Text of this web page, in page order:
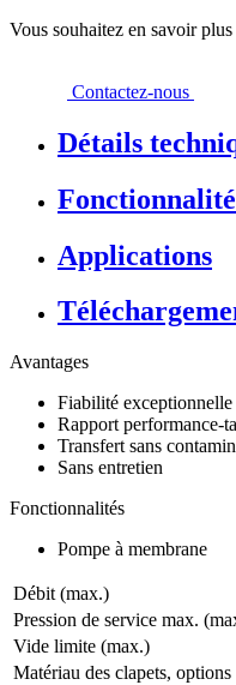
Vous souhaitez en savoir
Contactez-nous
Détails
Applications
Avantages
Fiabilité exceptionnelle
Rapport performance-
Transfert sans
Sans entretien
Fonctionnalités
Pompe à membrane
Débit (max.)
Pression de service max.
Vide limite (max.)
Matériau des clapets, options